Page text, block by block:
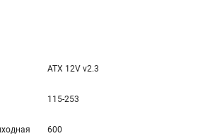
ATX 12V v2.3
115-253
600